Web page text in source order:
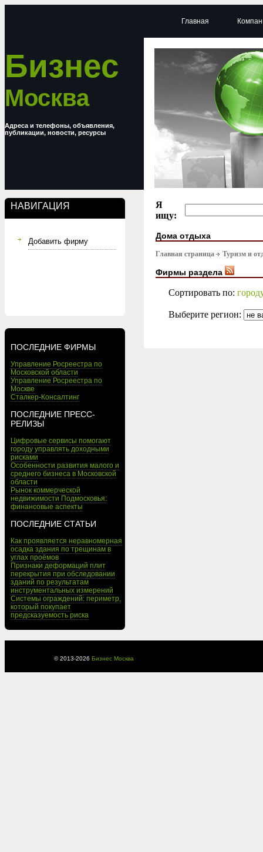
Бизнес
Москва
Адреса и телефоны, объявления,
публикации, новости, ресурсы
НАВИГАЦИЯ
Добавить фирму
ПОСЛЕДНИЕ ФИРМЫ
Управление Росреестра по
Московской области
Управление Росреестра по
Москве
Сталкер-Консалтинг
ПОСЛЕДНИЕ ПРЕСС-
РЕЛИЗЫ
Цифровые сервисы помогают
городу управлять доходными
рисками
Особенности развития малого и
среднего бизнеса в Московской
области
Рынок коммерческой
недвижимости Подмосковья:
финансовые аспекты
ПОСЛЕДНИЕ СТАТЬИ
Как проявляется неравномерная
осадка здания по трещинам в
углах проёмов
Признаки деформаций плит
перекрытия при обследовании
зданий по результатам
инструментальных измерений
Системы ограждений: периметр,
который покупает
предсказуемость риска
Главная
Я
ищу:
Дома отдыха
Главная страница Туризм и
Фирмы раздела
Сортировать по:
Выберите регион:
© 2013-2026 Бизнес Москва